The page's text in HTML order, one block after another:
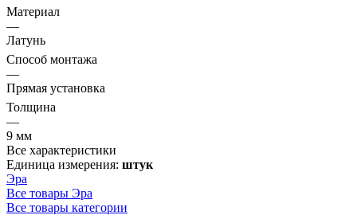
Материал
—
Латунь
Способ монтажа
—
Прямая установка
Толщина
—
9 мм
Все характеристики
Единица измерения: штук
Эра
Все товары Эра
Все товары категории